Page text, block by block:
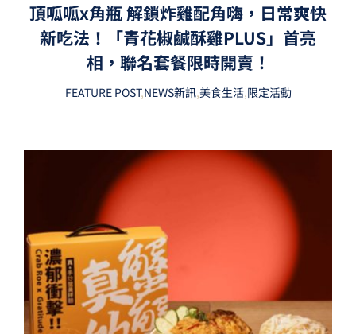
頂呱呱x角瓶 解鎖炸雞配角嗨，日常爽快
新吃法！「青花椒鹹酥雞PLUS」首亮
相，聯名套餐限時開賣！
FEATURE POST,NEWS新訊,美食生活,限定活動